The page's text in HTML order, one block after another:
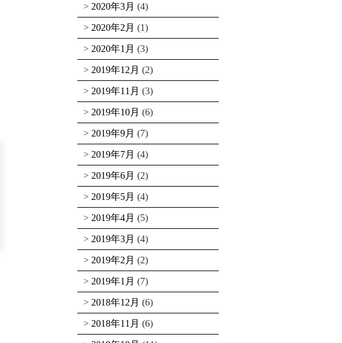
2020年3月 (4)
2020年2月 (1)
2020年1月 (3)
2019年12月 (2)
2019年11月 (3)
2019年10月 (6)
2019年9月 (7)
2019年7月 (4)
2019年6月 (2)
2019年5月 (4)
2019年4月 (5)
2019年3月 (4)
2019年2月 (2)
2019年1月 (7)
2018年12月 (6)
2018年11月 (6)